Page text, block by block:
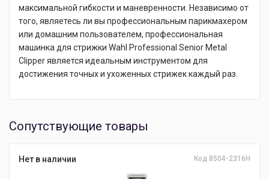
максимальной гибкости и маневренности. Независимо от
того, являетесь ли вы профессиональным парикмахером
или домашним пользователем, профессиональная
машинка для стрижки Wahl Professional Senior Metal
Clipper является идеальным инструментом для
достижения точных и ухоженных стрижек каждый раз.
Сопутствующие товары
Нет в наличии Код 8504-2316H